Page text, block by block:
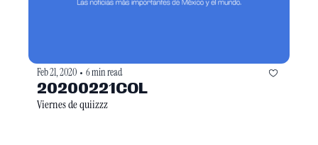
Feb 21, 2020 • 6 min read
20200221COL
Viernes de quiizzz